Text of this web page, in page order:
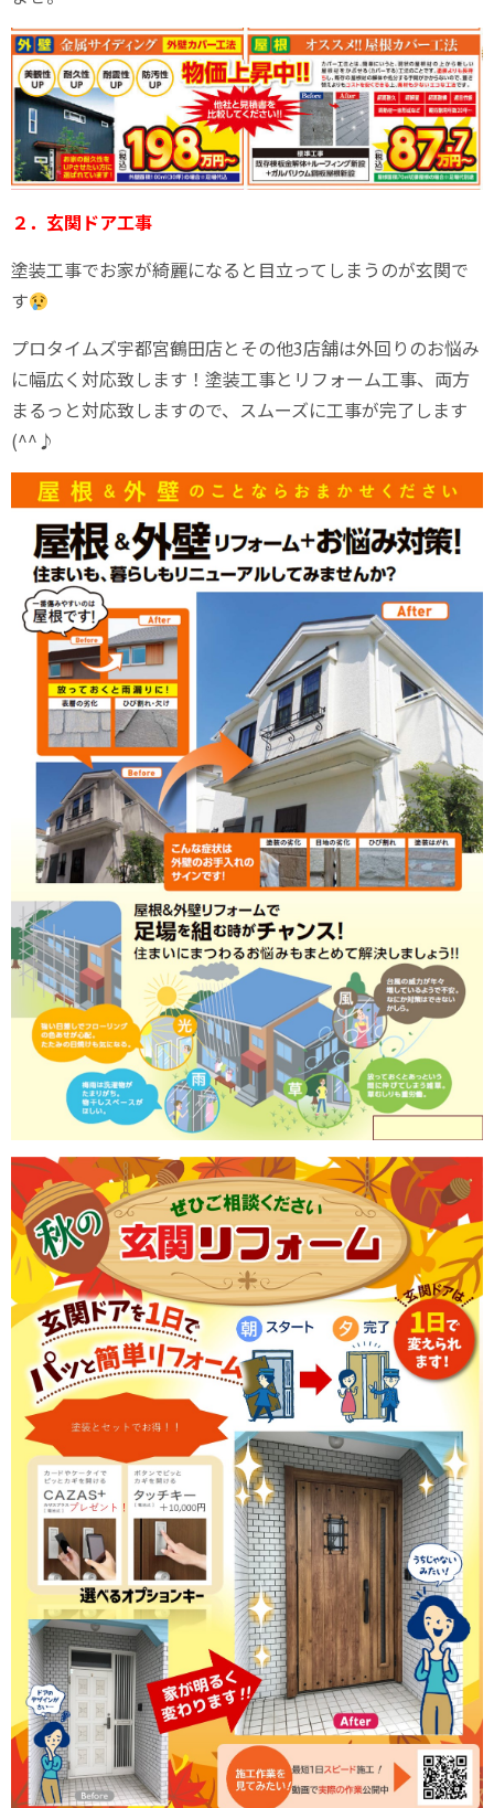
２．玄関ドア工事
塗装工事でお家が綺麗になると目立ってしまうのが玄関で
す
プロタイムズ宇都宮鶴田店とその他3店舗は外回りのお悩み
に幅広く対応致します！塗装工事とリフォーム工事、両方
まるっと対応致しますので、スムーズに工事が完了します
(^^♪